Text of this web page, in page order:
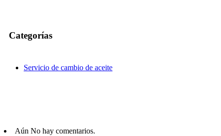
Categorías
Servicio de cambio de aceite
Aún No hay comentarios.